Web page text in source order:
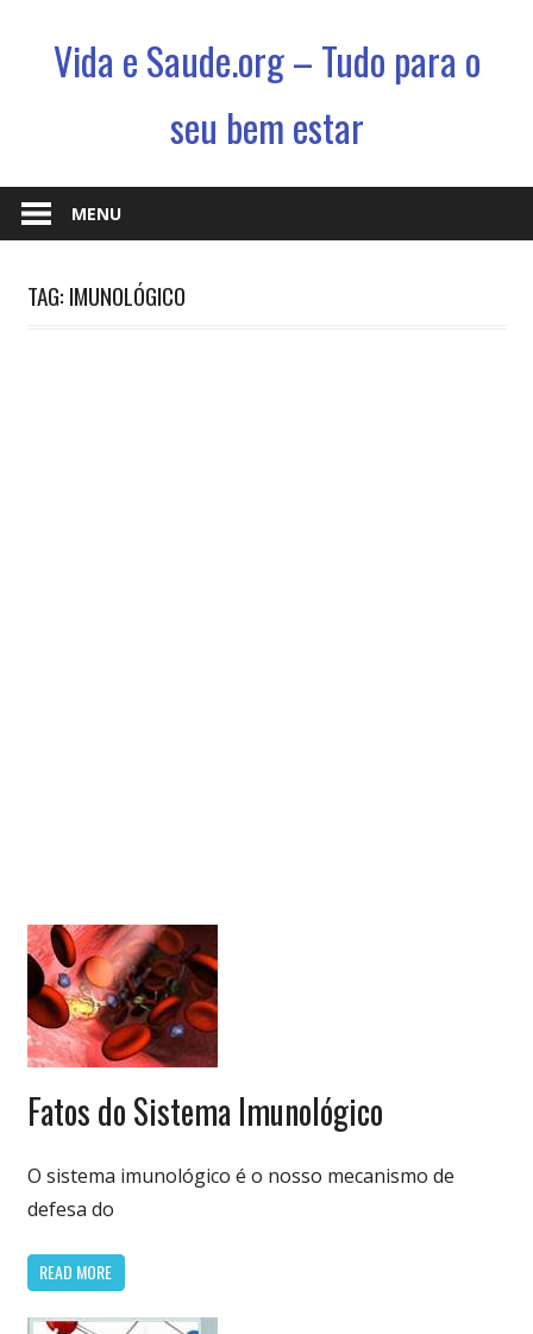
Vida e Saude.org – Tudo para o
seu bem estar
Saude
e
jeito
MENU
TAG: IMUNOLÓGICO
& Vida
Fatos do Sistema Imunológico
O sistema imunológico é o nosso mecanismo de
defesa do
READ MORE